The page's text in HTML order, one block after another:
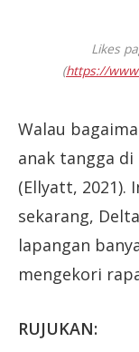
Likes
(https://
Walau
anak tangga
(Ellyatt, 2021).
sekarang,
lapangan
mengekori
RUJUKAN: